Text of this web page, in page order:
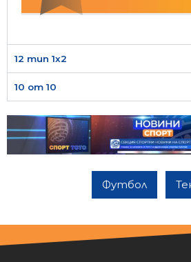
12 тип 1х2
10 от 10
Футбол